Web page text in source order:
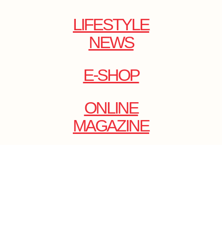
LIFESTYLE
NEWS
E-SHOP
ONLINE
MAGAZINE